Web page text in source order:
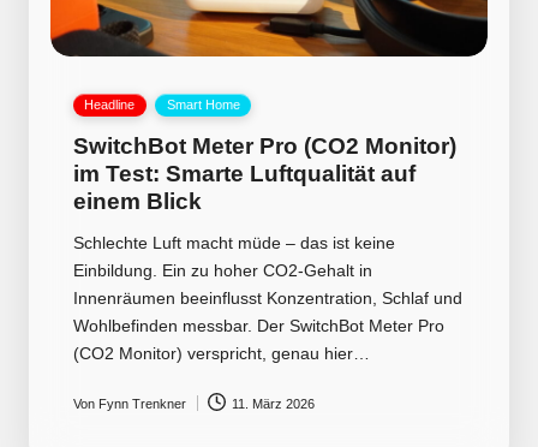
Posted
Headline Smart Home
SwitchBot Meter Pro (CO2 Monitor)
im Test: Smarte Luftqualität auf
einem Blick
Schlechte Luft macht müde – das ist keine
Einbildung. Ein zu hoher CO2-Gehalt in
Innenräumen beeinflusst Konzentration, Schlaf und
Wohlbefinden messbar. Der SwitchBot Meter Pro
(CO2 Monitor) verspricht, genau hier…
Posted
Von Fynn Trenkner 11. März 2026